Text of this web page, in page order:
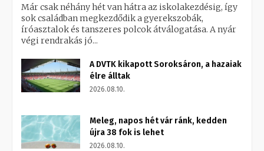
Már csak néhány hét van hátra az iskolakezdésig, így
sok családban megkezdődik a gyerekszobák,
íróasztalok és tanszeres polcok átválogatása. A nyár
végi rendrakás jó...
A DVTK kikapott Soroksáron, a hazaiak
élre álltak
2026.08.10.
Meleg, napos hét vár ránk, kedden
újra 38 fok is lehet
2026.08.10.